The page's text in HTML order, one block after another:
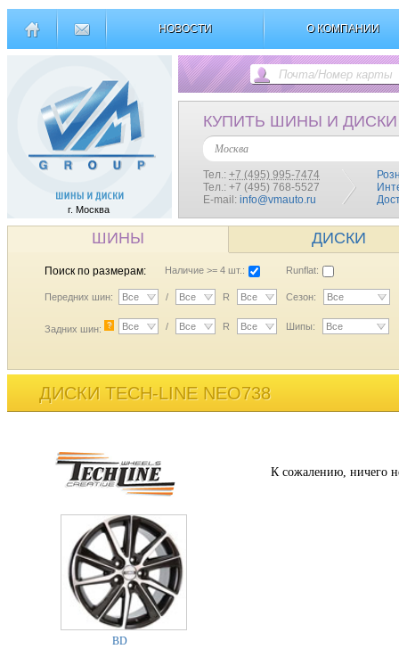
НОВОСТИ О КОМПАНИИ
г. Москва
КУПИТЬ ШИНЫ И ДИСКИ
Москва
Тел.: +7 (495) 995-7474
Тел.: +7 (495) 768-5527
E-mail: info@vmauto.ru
ШИНЫ ДИСКИ
Поиск по размерам: Наличие >= 4 шт.: Runflat:
Передних шин: Все / Все R Все Сезон: Все
Задних шин: ? Все / Все R Все Шипы: Все
ДИСКИ TECH-LINE NEO738
BD
К сожалению, ничего